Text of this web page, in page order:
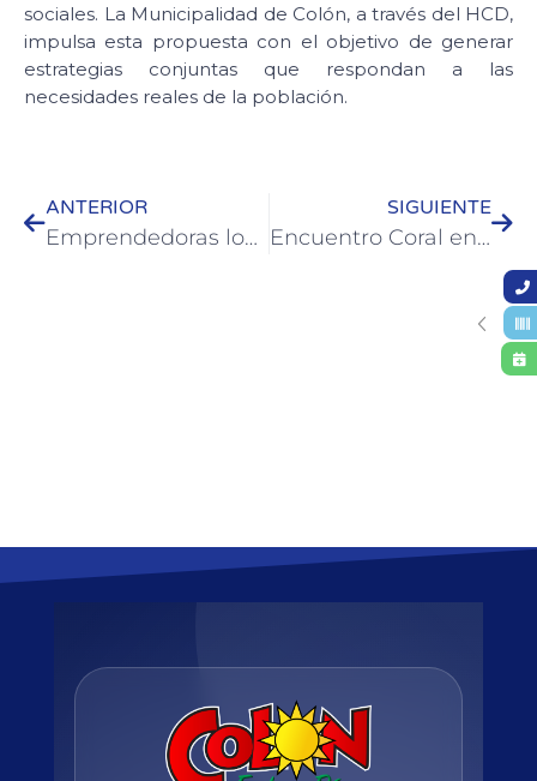
sociales. La Municipalidad de Colón, a través del HCD,
impulsa esta propuesta con el objetivo de generar
estrategias conjuntas que respondan a las
necesidades reales de la población.
ANTERIOR
Emprendedoras locales recibieron microcréditos para fortalecer sus proyectos productivos
SIGUIENTE
Encuentro Coral en Colón: la música como puente entre generaciones y comunidades